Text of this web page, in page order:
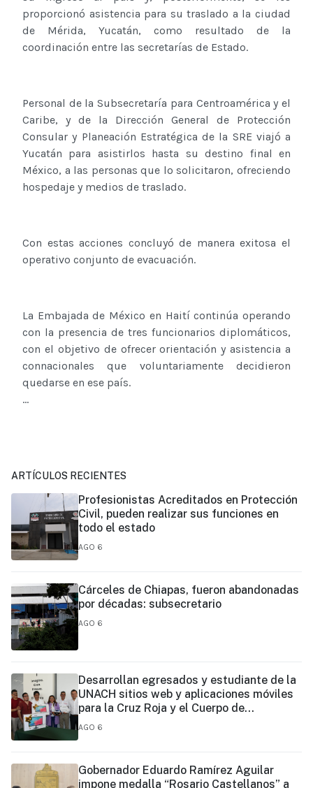
proporcionó asistencia para su traslado a la ciudad
de Mérida, Yucatán, como resultado de la
coordinación entre las secretarías de Estado.
Personal de la Subsecretaría para Centroamérica y el
Caribe, y de la Dirección General de Protección
Consular y Planeación Estratégica de la SRE viajó a
Yucatán para asistirlos hasta su destino final en
México, a las personas que lo solicitaron, ofreciendo
hospedaje y medios de traslado.
Con estas acciones concluyó de manera exitosa el
operativo conjunto de evacuación.
La Embajada de México en Haití continúa operando
con la presencia de tres funcionarios diplomáticos,
con el objetivo de ofrecer orientación y asistencia a
connacionales que voluntariamente decidieron
quedarse en ese país.
...
ARTÍCULOS RECIENTES
Profesionistas Acreditados en Protección
Civil, pueden realizar sus funciones en
todo el estado
AGO 6
Cárceles de Chiapas, fueron abandonadas
por décadas: subsecretario
AGO 6
Desarrollan egresados y estudiante de la
UNACH sitios web y aplicaciones móviles
para la Cruz Roja y el Cuerpo de
Bomberos de Tapachula
AGO 6
Gobernador Eduardo Ramírez Aguilar
impone medalla “Rosario Castellanos” a